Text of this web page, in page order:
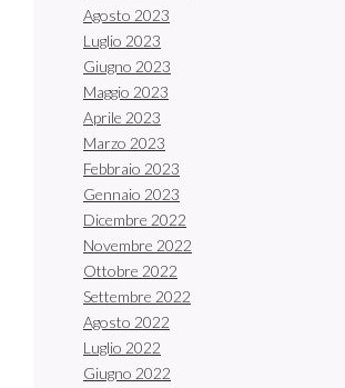
Agosto 2023
Luglio 2023
Giugno 2023
Maggio 2023
Aprile 2023
Marzo 2023
Febbraio 2023
Gennaio 2023
Dicembre 2022
Novembre 2022
Ottobre 2022
Settembre 2022
Agosto 2022
Luglio 2022
Giugno 2022